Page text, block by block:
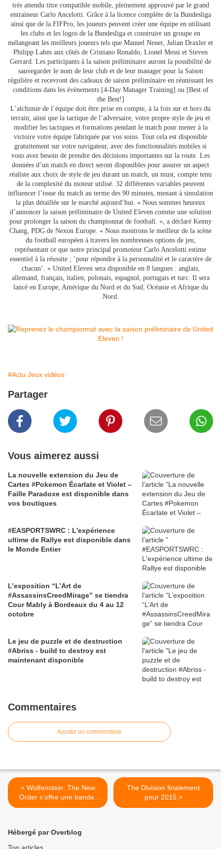
très attendu titre compatible mobile, pleinement approuvé par le grand
entraineur Carlo Ancelotti. Grâce à la licence complète de la Bundesliga
ainsi que de la FIFPro, les joueurs peuvent créer une équipe en utilisant
les clubs et les logos de la Bundesliga et construire un groupe en
mélangeant les meilleurs joueurs tels que Manuel Neuer, Julian Draxler et
Philipp Lahm aux côtés de Cristiano Ronaldo, Lionel Messi et Steven
Gerrard. Les participants à la saison préliminaire auront la possibilité de
sauvegarder le nom de leur club et de leur manager pour la Saison
régulière et recevront des cadeaux de saison préliminaire en réunissant les
conditions dans les évènements [4-Day Manager Training] ou [Best of
the Best!]
L’alchimie de l’équipe doit être prise en compte, à la fois sur et hors du
terrain, ainsi que la tactique de l’adversaire, votre propre style de jeu et
modifier les tactiques et formations pendant le match pour mener à la
victoire votre équipe fabriquée par vos soins. Tout cela est disponible
gratuitement sur votre navigateur, avec des fonctionnalités mobiles si
vous avez besoin de prendre des décisions importantes sur la route. Les
données d’un match en direct seront disponibles pour assurer un aspect
réaliste aux choix de style de jeu durant un match, un must, compte tenu
de la complexité du moteur utilisé. 32 différentes variables peuvent
influencer l’issue du match au terme des 90 minutes, menant à simulation
la plus détaillée sur le marché aujourd’hui. « Nous sommes heureux
d’annoncer la saison préliminaire de United Eleven comme une solution
pour prolonger la saison du championnat de football. », a déclaré Kenny
Chang, PDG de Nexon Europe. « Nous montrons le meilleur de la scène
du football européen à travers les nombreuses options de jeu,
représentant ce que notre principal promoteur Carlo Ancelotti estime
essentiel à la réussite ; ‘pour répondre à la personnalité et le caractère de
chacun’. » United Eleven sera disponible en 8 langues : anglais,
allemand, français, italien, polonais, espagnol, portugais et turc. Il sera
lancé en Europe, Amérique du Nord et du Sud, Océanie et Afrique du
Nord.
#Actu Jeux vidéos
Partager
Vous aimerez aussi
La nouvelle extension du Jeu de
Cartes #Pokemon Écarlate et Violet –
Faille Paradoxe est disponible dans
vos boutiques
#EASPORTSWRC : L'expérience
ultime de Rallye est disponible dans
le Monde Entier
L’exposition “L’Art de
#AssassinsCreedMirage” se tiendra
Cour Mably à Bordeaux du 4 au 12
octobre
Le jeu de puzzle et de destruction
#Abriss - build to destroy est
maintenant disponible
Commentaires
Ajouter un commentaire
< Wolfenstein: The New
Order s'offre une bande-
anonce de lancement
The Division finalement
pour 2015 >
Hébergé par Overblog